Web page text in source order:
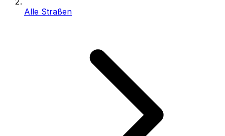
Alle Straßen